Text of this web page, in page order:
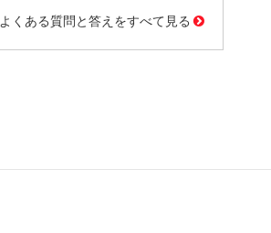
よくある質問と答えをすべて見る